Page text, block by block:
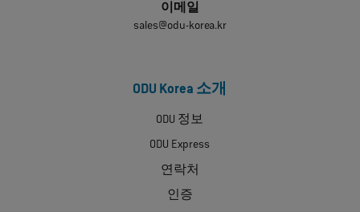
이메일
sales@odu-korea.kr
ODU Korea 소개
ODU 정보
ODU Express
연락처
인증